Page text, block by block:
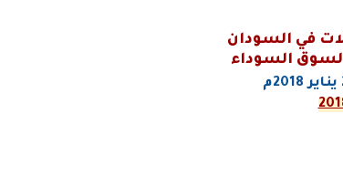
في السودان
السوداء
يناير2018م